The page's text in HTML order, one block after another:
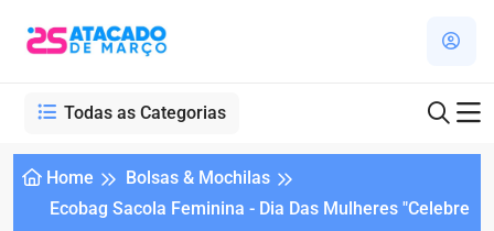
Todas as Categorias
Home
Bolsas & Mochilas
Ecobag Sacola Feminina - Dia Das Mulheres "Celebre